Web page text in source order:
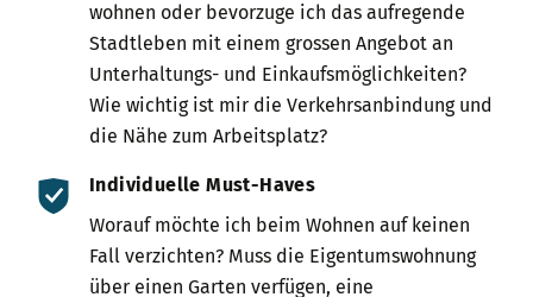
wohnen oder bevorzuge ich das aufregende
Stadtleben mit einem grossen Angebot an
Unterhaltungs- und Einkaufs­möglichkeiten?
Wie wichtig ist mir die Verkehrsanbindung und
die Nähe zum Arbeitsplatz?
Individuelle Must-Haves
Worauf möchte ich beim Wohnen auf keinen
Fall verzichten? Muss die Eigentumswohnung
über einen Garten verfügen, eine